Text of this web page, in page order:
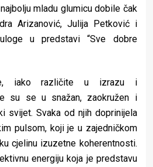
mladu glumicu dobile čak
Arizanović, Julija Petković i
u predstavi “Sve dobre
iako različite u izrazu i
su se u snažan, zaokružen i
svijet. Svaka od njih doprinijela
pulsom, koji je u zajedničkom
cjelinu izuzetne koherentnosti.
energiju koja je predstavu